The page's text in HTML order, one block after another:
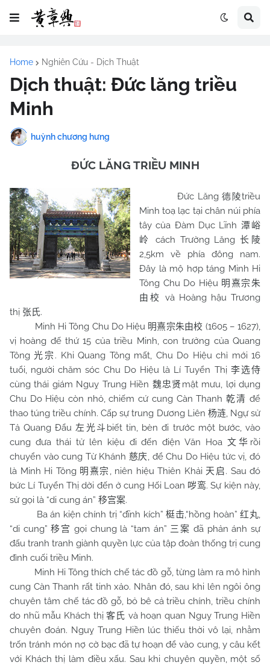
Home Nghiên Cứu - Dịch Thuật
Dịch thuật: Đức lăng triều
Minh
huỳnh chương hưng
ĐỨC LĂNG TRIỀU MINH
Đức Lăng 德陵triều
Minh toạ lạc tại chân núi phía
tây của Đàm Dục Lĩnh 潭峪
岭
cách Trường Lăng长陵
2,5km về phía đông nam.
Đây là mộ hợp táng Minh Hi
Tông Chu Do Hiệu 明熹宗朱
由校
và Hoàng hậu Trương
thị 张氏.
Minh Hi Tông Chu Do Hiệu 明熹宗朱由校 (1605 – 1627),
vị hoàng đế thứ 15 của triều Minh, con trưởng của Quang
Tông光宗 . Khi Quang Tông mất, Chu Do Hiệu chỉ mới 16
tuổi, người chăm sóc Chu Do Hiệu là Lí Tuyển Thị 李选侍
cùng thái giám Nguỵ Trung Hiền 魏忠贤 mật mưu, lợi dụng
Chu Do Hiệu còn nhỏ, chiếm cứ cung Càn Thanh 乾清 để
thao túng triều chính. Cấp sự trung Dương Liên 杨涟, Ngự sử
Tả Quang Đẩu左光斗 biết tin, bèn đi trước một bước, vào
cung đưa thái tử lên kiệu đi đến điện Văn Hoa文华 rồi
chuyển vào cung Từ Khánh 慈庆, để Chu Do Hiệu tức vị, đó
là Minh Hi Tông 明熹宗 , niên hiệu Thiên Khải 天启. Sau đó
bức Lí Tuyển Thị dời đến ở cung Hối Loan 哕鸾. Sự kiện này,
sử gọi là “di cung án” 移宫案.
Ba án kiện chính trị “đĩnh kích”梃击,“hồng hoàn”红丸,
“di cung”移宫 gọi chung là “tam án” 三案 đã phản ánh sự
đấu tranh tranh giành quyền lực của tập đoàn thống trị cung
đình cuối triều Minh.
Minh Hi Tông thích chế tác đồ gỗ, từng làm ra mô hình
cung Càn Thanh rất tinh xảo. Nhân đó, sau khi lên ngôi ông
chuyên tâm chế tác đồ gỗ, bỏ bê cả triều chính, triều chính
do nhũ mẫu Khách thị客氏 và hoạn quan Nguỵ Trung Hiền
chuyên đoán. Nguỵ Trung Hiền lúc thiếu thời vô lại, nhằm
trốn tránh món nợ cờ bạc đã tự hoạn để vào cung, y câu kết
với Khách thị làm điều xấu. Sau khi chuyên quyền, một số